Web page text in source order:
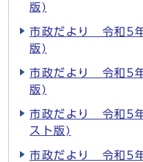
版)
市政だより 令和5
版)
市政だより 令和5
版)
市政だより 令和5
スト版)
市政だより 令和5